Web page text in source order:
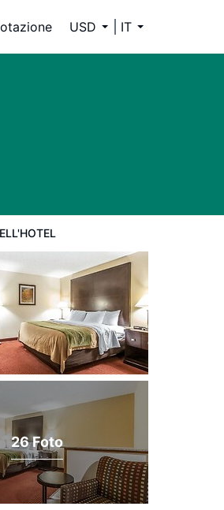
USD IT
26 Foto